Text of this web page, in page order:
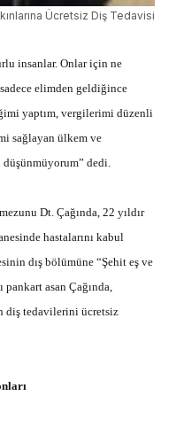
Ücretsiz Diş Tedavisi
insanlar. Onlar için ne
elimden geldiğince
yaptım, vergilerimi düzenli
sağlayan ülkem ve
dedi.
Dt. Çağında, 22 yıldır
hastalarını kabul
dış bölümüne “Şehit eş ve
asan Çağında,
diş tedavilerini ücretsiz